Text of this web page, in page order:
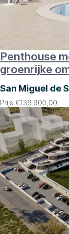
Penthouse
groenrijke
San Miguel de
Prijs €139.900,00